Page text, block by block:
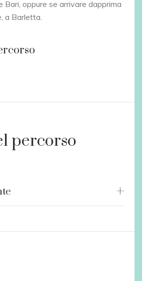
Bari, oppure se arrivare dapprima
a Barletta.
percorso